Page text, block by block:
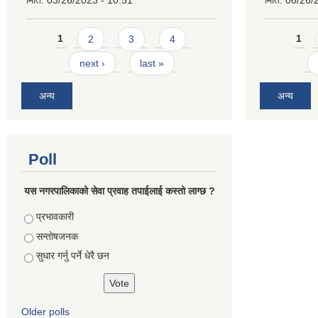
Pages
1 2 3 4
next › last »
अन्य
Pages
1
अन्य
Poll
यस नगरपालिकाको सेवा प्रवाह तपाईलाई कस्तो लाग्छ ?
Choices
प्रभावकारी
सन्तोषजनक
सुधार गर्नु पर्ने धेरै छन
Older polls